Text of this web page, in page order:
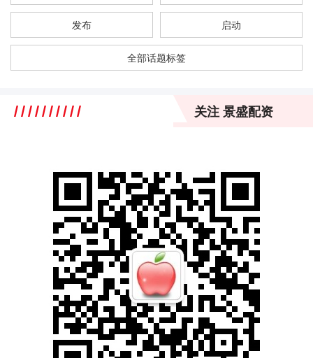
发布 启动
全部话题标签
关注 景盛配资